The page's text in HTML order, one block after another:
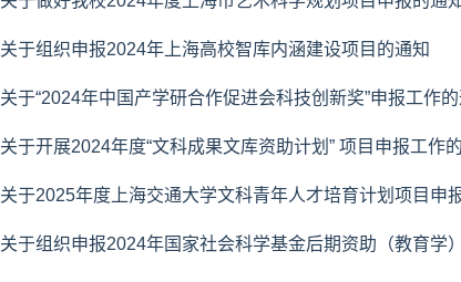
关于组织申报2024年上海高校智库内涵建设项目的通知
关于“2024年中国产学研合作促进会科技创新奖”申报工作的
关于开展2024年度“文科成果文库资助计划” 项目申报工作
关于2025年度上海交通大学文科青年人才培育计划项目申
关于组织申报2024年国家社会科学基金后期资助（教育学